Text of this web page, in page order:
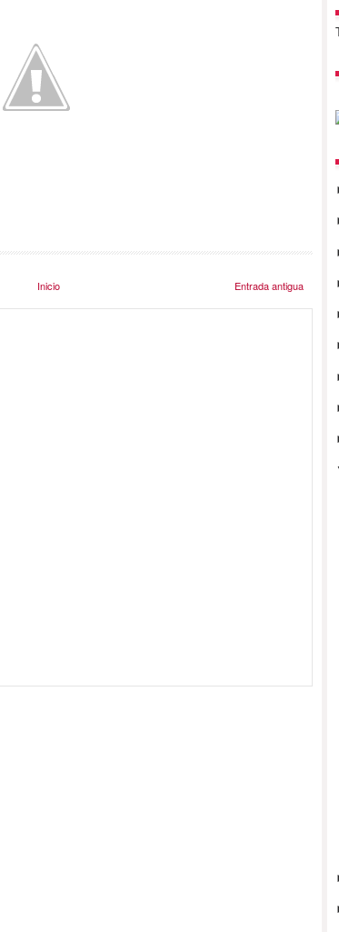
Entrada antigua
Inicio